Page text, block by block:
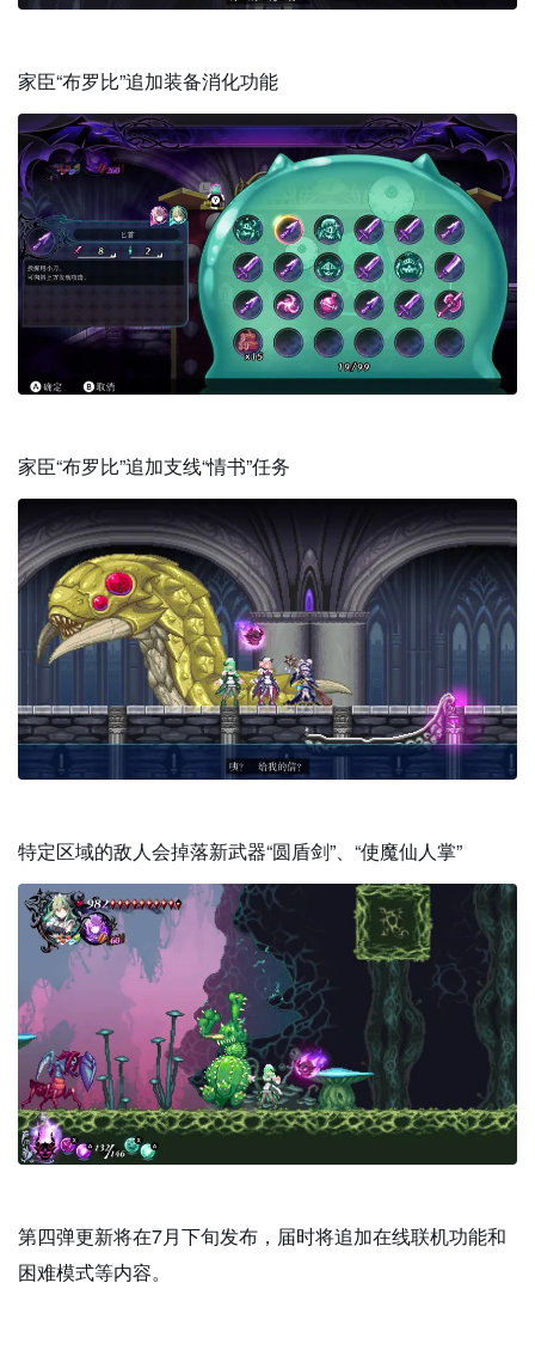
家臣“布罗比”追加装备消化功能
家臣“布罗比”追加支线“情书”任务
特定区域的敌人会掉落新武器“圆盾剑”、“使魔仙人掌”
第四弹更新将在7月下旬发布，届时将追加在线联机功能和
困难模式等内容。